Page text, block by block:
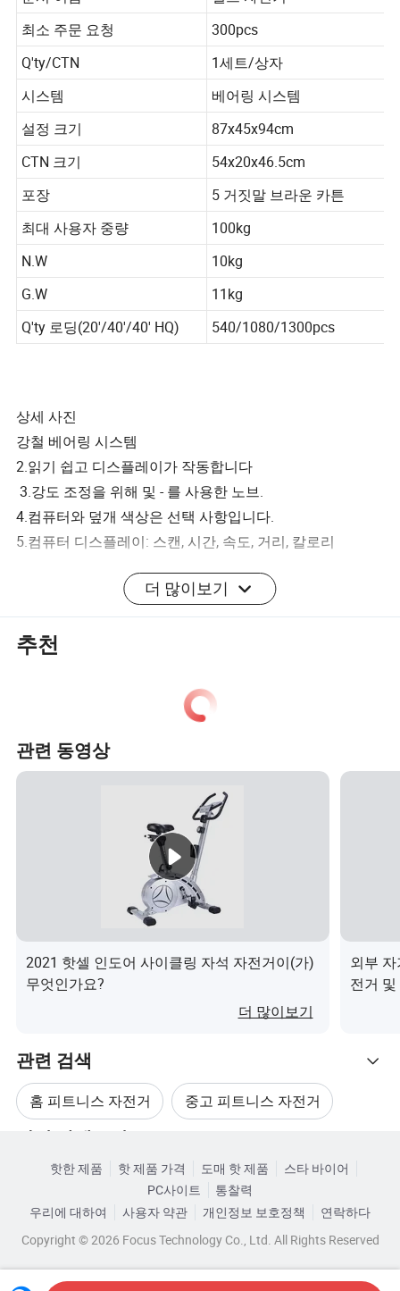
문서 이름 벨트 자전거
최소 주문 요청 300pcs
Q'ty/CTN
1세트/상자
시스템
베어링 시스템
설정 크기
87x45x94cm
CTN 크기
54x20x46.5cm
포장
5 거짓말 브라운 카튼
최대 사용자 중량
100kg
N.W
10kg
G.W
11kg
Q'ty 로딩(20'/40'/40' HQ)
540/1080/1300pcs
상세 사진
강철 베어링 시스템
2.읽기 쉽고 디스플레이가 작동합니다
3.강도 조정을 위해 및 - 를 사용한 노브.
4.컴퓨터와 덮개 색상은 선택 사항입니다.
5.컴퓨터 디스플레이: 스캔, 시간, 속도, 거리, 칼로리
Hangzhou Tingjian Sporting Isting Isting Co., Ltd. 는 를 전
저장성 항저우에 위치한 가정용 피트니스 장비의 생산 및
개발은 10000 평방 미터 면적에 적용됩니다. 공항 근처에
있어 차로 1시간 밖에 걸리지 않습니다.
이 회사는 벨트 바이크, 자력자전거, 리컴번트 바이크, 일립
티컬 트레이너, 로잉 머신 등 일련의 피트니스 장비를 성공
적으로 개발하였습니다. 소형 스테퍼, 운동용 벤치, 트레드
밀, 홈 체육관 등 모든 제품은 엄격한 품질 관리 기준에 따라
생산되며 CE, RoHS, en957 등과 같은 다양한 국제 인증을
당사의 제품은 전 세계적으로 널리 판매되고 있으며 주요
시장은 유럽, 미국, 아시아 및 기타 국가 및 지역입니다. 성
능이 점점 더 높아지고 있으며 고객의 높은 평가와 신뢰를
얻고 있습니다.
전시회
포장 및 배송
우리의 장점
프로페셔널 R&D 팀이 매년 정기적으로 제품을 업데이트하
고 고객이 신제품을 공동 개발할 수 있도록 지원합니다.
2.생산 공정내 모든 제품의 품질을 엄격하게 통제하고 최
더 많이보기
추천
관련 동영상
2021 핫셀 인도어 사이클링 자석 자전거이(가)
무엇인가요?
더 많이보기
외부
전거
관련 검색
홈 피트니스 자전거 중고 피트니스 자전거
체육관용 피트니스 자전거 운동 기구 자전거
체육관 자전거 피트니스 장비
카테고리로 찾아보기
핫한 제품 핫 제품 가격 도매 핫 제품
스타 바이어
PC사이트
통찰력
우리에 대하여
사용자 약관 개인정보 보호정책
연락하다
Copyright © 2026 Focus Technology Co., Ltd. All Rights Reserved